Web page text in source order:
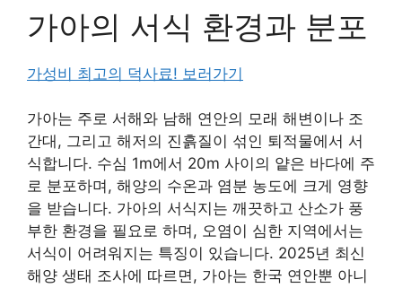
가아의 서식 환경과 분포
가성비 최고의 덕사료! 보러가기
가아는 주로 서해와 남해 연안의 모래 해변이나 조
간대, 그리고 해저의 진흙질이 섞인 퇴적물에서 서
식합니다. 수심 1m에서 20m 사이의 얕은 바다에 주
로 분포하며, 해양의 수온과 염분 농도에 크게 영향
을 받습니다. 가아의 서식지는 깨끗하고 산소가 풍
부한 환경을 필요로 하며, 오염이 심한 지역에서는
서식이 어려워지는 특징이 있습니다. 2025년 최신
해양 생태 조사에 따르면, 가아는 한국 연안뿐 아니